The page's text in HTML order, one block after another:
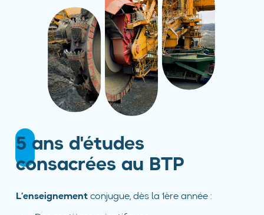
5 ans d'études
consacrées au BTP
L’enseignementconjugue, dès la 1ère année :